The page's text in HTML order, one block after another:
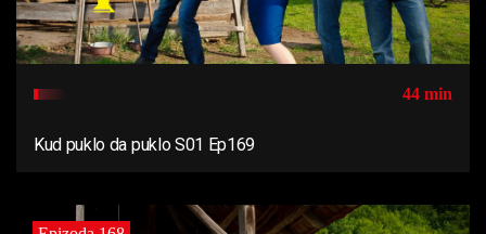
44 min
Kud puklo da puklo S01 Ep169